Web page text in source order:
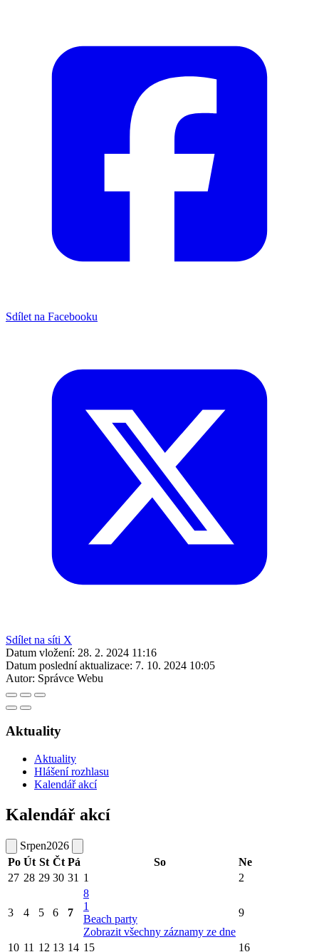
Sdílet na Facebooku
Sdílet na síti X
Datum vložení: 28. 2. 2024 11:16
Datum poslední aktualizace: 7. 10. 2024 10:05
Autor: Správce Webu
Aktuality
Aktuality
Hlášení rozhlasu
Kalendář akcí
Kalendář akcí
Srpen2026
Po Út St Čt Pá So
Ne
27 28 29 30 31 1 2
3 4 5 6 7
8
1
Beach party
Zobrazit všechny záznamy ze dne
9
10 11 12 13 14 15 16